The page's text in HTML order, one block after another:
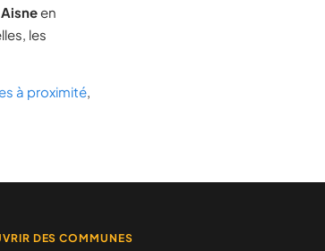
Aisneen
les
à proximité,
DES COMMUNES